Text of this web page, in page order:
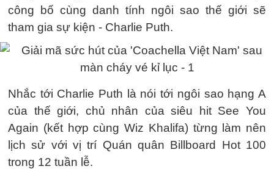
công bố cùng danh tính ngôi sao thế giới sẽ
tham gia sự kiện - Charlie Puth.
Nhắc tới Charlie Puth là nói tới ngôi sao hạng A
của thế giới, chủ nhân của siêu hit See You
Again (kết hợp cùng Wiz Khalifa) từng làm nên
lịch sử với vị trí Quán quân Billboard Hot 100
trong 12 tuần lễ.